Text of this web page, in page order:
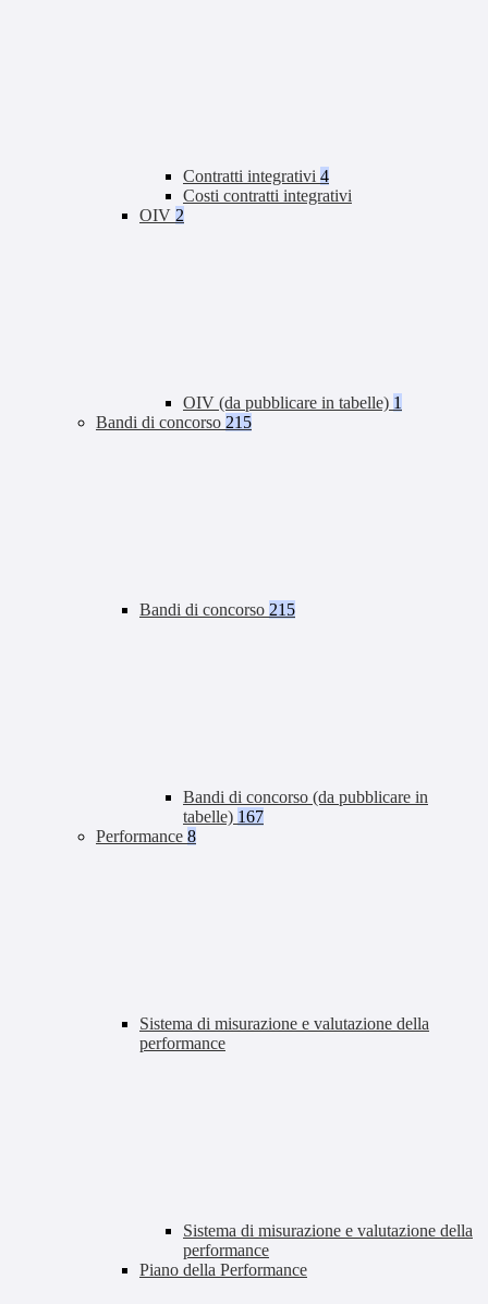
Contratti integrativi 4
Costi contratti integrativi
OIV 2
OIV (da pubblicare in tabelle) 1
Bandi di concorso 215
Bandi di concorso 215
Bandi di concorso (da pubblicare in
tabelle) 167
Performance 8
Sistema di misurazione e valutazione della
performance
Sistema di misurazione e valutazione della
performance
Piano della Performance